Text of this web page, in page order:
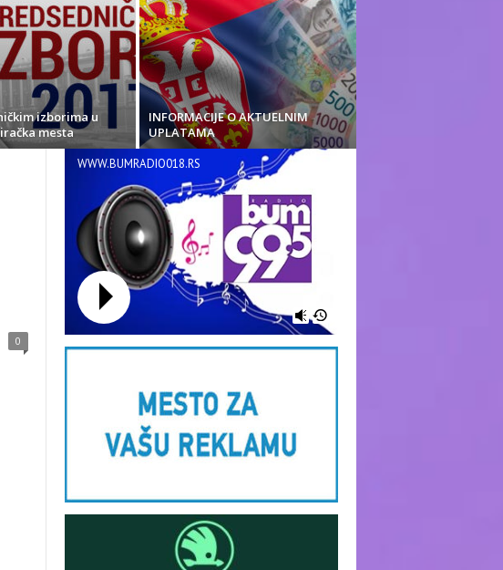
izborima u
mesta
INFORMACIJE O AKTUELNIM
UPLATAMA
0
WWW.BUMRADIO018.RS